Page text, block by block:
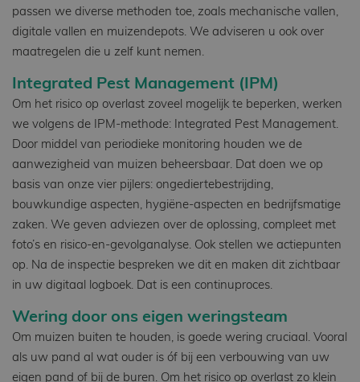
passen we diverse methoden toe, zoals mechanische vallen,
digitale vallen en muizendepots. We adviseren u ook over
maatregelen die u zelf kunt nemen.
Integrated Pest Management (IPM)
Om het risico op overlast zoveel mogelijk te beperken, werken
we volgens de IPM-methode: Integrated Pest Management.
Door middel van periodieke monitoring houden we de
aanwezigheid van muizen beheersbaar. Dat doen we op
basis van onze vier pijlers: ongediertebestrijding,
bouwkundige aspecten, hygiëne-aspecten en bedrijfsmatige
zaken. We geven adviezen over de oplossing, compleet met
foto’s en risico-en-gevolganalyse. Ook stellen we actiepunten
op. Na de inspectie bespreken we dit en maken dit zichtbaar
in uw digitaal logboek. Dat is een continuproces.
Wering door ons eigen weringsteam
Om muizen buiten te houden, is goede wering cruciaal. Vooral
als uw pand al wat ouder is óf bij een verbouwing van uw
eigen pand of bij de buren. Om het risico op overlast zo klein